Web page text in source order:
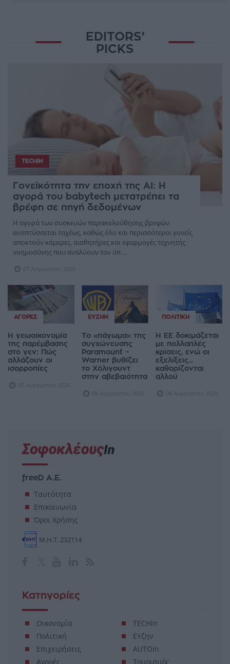
EDITORS'
PICKS
TECHIN
Γονεϊκότητα την εποχή της AI: Η
αγορά του babytech μετατρέπει τα
βρέφη σε πηγή δεδομένων
Η αγορά των συσκευών παρακολούθησης βρεφών
αναπτύσσεται ταχέως, καθώς όλο και περισσότεροι γονείς
αποκτούν κάμερες, αισθητήρες και εφαρμογές τεχνητής
νοημοσύνης που αναλύουν τον ύπ ...
07 Αυγούστου 2026
ΑΓΟΡΈΣ
Η γεωοικονομία
της παρέμβασης
στο γεν: Πώς
αλλάζουν οι
ισορροπίες
07 Αυγούστου 2026
ΕΥΖΗΝ
Το «πάγωμα» της
συγχώνευσης
Paramount –
Warner βυθίζει
το Χόλιγουντ
στην αβεβαιότητα
06 Αυγούστου 2026
ΠΟΛΙΤΙΚΉ
Η ΕΕ δοκιμάζεται
με πολλαπλές
κρίσεις, ενώ οι
εξελίξεις...
καθορίζονται
αλλού
06 Αυγούστου 2026
freeD Α.Ε.
Ταυτότητα
Επικοινωνία
Όροι Χρήσης
Μ.Η.Τ. 232114
Κατηγορίες
Οικονομία
Πολιτική
Επιχειρήσεις
Αγορές
TECHin
ΕΥζην
AUTOin
Τουρισμός